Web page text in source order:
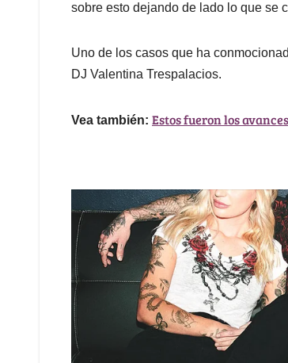
p
k
n
sobre esto dejando de lado lo que se
Uno de los casos que ha
DJ Valentina Trespalacios.
Vea también: Estos fueron los